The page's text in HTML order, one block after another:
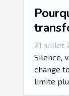
spa
21 juillet
Silence,
change
limite